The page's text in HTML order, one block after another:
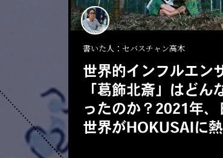
書いた人： セバスチャン高木
世界的インフルエン
「葛飾北斎」はどん
ったのか？2021年、
世界がHOKUSAIに